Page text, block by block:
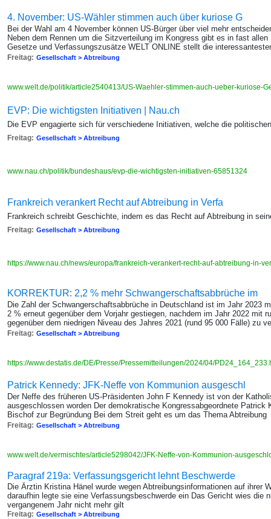
4. November: US-Wähler stimmen auch über kuriose G
Bei der Wahl am 4 November können US-Bürger über viel mehr
Neben dem Rennen um die Sitzverteilung im Kongress gibt es in fast
Gesetze und Verfassungszusätze WELT ONLINE stellt die
Freitag: Gesellschaft > Abtreibung
www.welt.de/politik/article2540413/US-Waehler-stimmen-auch-ueber-kuriose-
EVP: Die wichtigsten Initiativen | Nau.ch
Die EVP engagierte sich für verschiedene Initiativen, welche die
Freitag: Gesellschaft > Abtreibung
www.nau.ch/politik/bundeshaus/evp-die-wichtigsten-initiativen-65851324
Frankreich verankert Recht auf Abtreibung in Verfa
Frankreich schreibt Geschichte, indem es das Recht auf Abtreibung in
Freitag: Gesellschaft > Abtreibung
https://www.nau.ch/news/europa/frankreich-verankert-recht-auf-abtreibung-in-
KORREKTUR: 2,2 % mehr Schwangerschaftsabbrüche im
Die Zahl der Schwangerschaftsabbrüche in Deutschland ist im Jahr 2023
2 % erneut gegenüber dem Vorjahr gestiegen, nachdem im Jahr 2022 mit
gegenüber dem niedrigen Niveau des Jahres 2021 (rund 95 000 Fälle) zu
Freitag: Gesellschaft > Abtreibung
https://www.destatis.de/DE/Presse/Pressemitteilungen/2024/04/
Patrick Kennedy: JFK-Neffe von Kommunion ausgeschl
Der Neffe des früheren US-Präsidenten John F Kennedy ist von der
ausgeschlossen worden Der demokratische Kongressabgeordnete
Bischof zur Begründung Bei dem Streit geht es um das Thema Abtreibung
Freitag: Gesellschaft > Abtreibung
www.welt.de/vermischtes/article5298042/JFK-Neffe-von-Kommunion-
Paragraf 219a: Verfassungsgericht lehnt Beschwerde
Die Ärztin Kristina Hänel wurde wegen Abtreibungsinformationen auf ihrer
daraufhin legte sie eine Verfassungsbeschwerde ein Das Gericht wies die
vergangenem Jahr nicht mehr gilt
Freitag: Gesellschaft > Abtreibung